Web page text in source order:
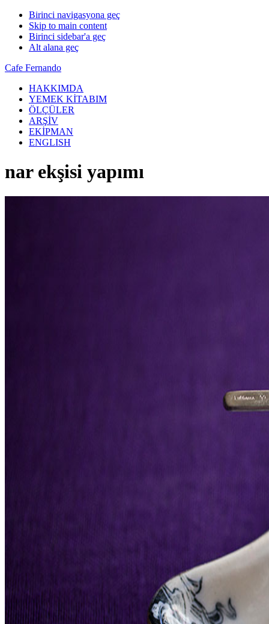
Birinci navigasyona geç
Skip to main content
Birinci sidebar'a geç
Alt alana geç
Cafe Fernando
HAKKIMDA
YEMEK KİTABIM
ÖLÇÜLER
ARŞİV
EKİPMAN
ENGLISH
nar ekşisi yapımı